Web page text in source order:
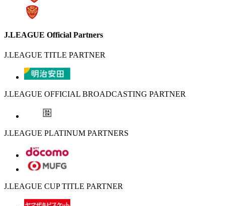
J.LEAGUE Official Partners
J.LEAGUE TITLE PARTNER
J.LEAGUE OFFICIAL BROADCASTING PARTNER
J.LEAGUE PLATINUM PARTNERS
J.LEAGUE CUP TITLE PARTNER